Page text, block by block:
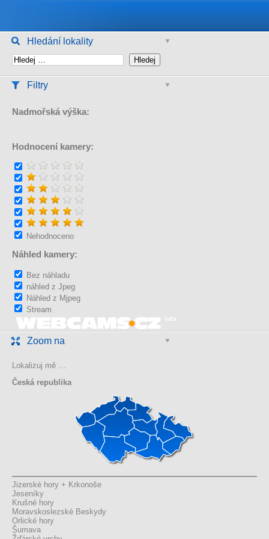
Hledání lokality
Filtry
Nadmořská výška:
Hodnocení kamery:
Nehodnoceno
Náhled kamery:
Bez náhladu
náhled z Jpeg
Náhled z Mjpeg
Stream
Zoom na
Lokalizuj mě …
Česká republika
Jizerské hory + Krkonoše
Jeseníky
Krušné hory
Moravskoslezské Beskydy
Orlické hory
Šumava